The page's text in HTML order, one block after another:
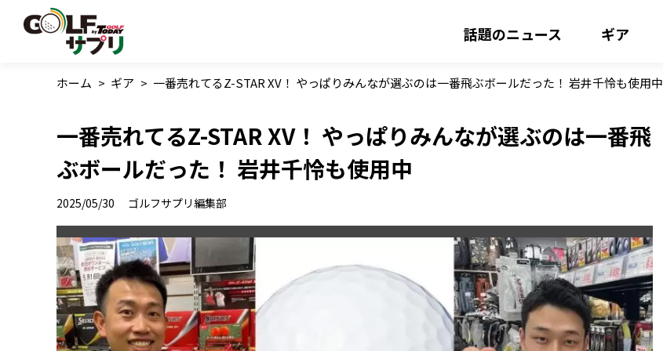
話題のニュース ギア
ホーム > ギア > 一番売れてるZ-STAR XV！ やっぱりみんなが選ぶのは一番飛ぶボールだった！ 岩井千怜も使用中
一番売れてるZ-STAR XV！ やっぱりみんなが選ぶのは一番飛
ぶボールだった！ 岩井千怜も使用中
2025/05/30 ゴルフサプリ編集部